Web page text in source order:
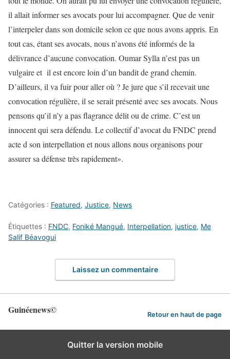
il allait informer ses avocats pour lui accompagner. Que de venir
l’interpeler dans son domicile selon ce que nous avons appris. En
tout cas, étant ses avocats, nous n’avons été informés de la
délivrance d’aucune convocation. Oumar Sylla n’est pas un
vulgaire et il est encore loin d’un bandit de grand chemin.
D’ailleurs, il va fuir pour aller où ? Je jure que s’il recevait une
convocation régulière, il se serait présenté avec ses avocats. Nous
pensons qu’il n’y a pas flagrance délit ou de crime. C’est un
innocent qui sera défendu. Le collectif d’avocat du FNDC prend
acte d son interpellation et nous allons nous organisons pour
assurer sa défense très rapidement».
Catégories : Featured, Justice, News
Étiquettes : FNDC, Foniké Mangué, Interpellation, justice, Me
Salif Béavogui
Laissez un commentaire
Guinéenews© Retour en haut de page
Quitter la version mobile